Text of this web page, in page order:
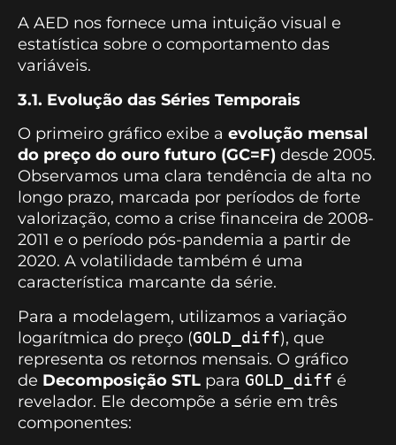
A AED nos fornece uma intuição visual e
estatística sobre o comportamento das
variáveis.
3.1. Evolução das Séries Temporais
O primeiro gráfico exibe a evolução mensal
do preço do ouro futuro (GC=F) desde 2005.
Observamos uma clara tendência de alta no
longo prazo, marcada por períodos de forte
valorização, como a crise financeira de 2008-
2011 e o período pós-pandemia a partir de
2020. A volatilidade também é uma
característica marcante da série.
Para a modelagem, utilizamos a variação
logarítmica do preço (GOLD_diff), que
representa os retornos mensais. O gráfico
de Decomposição STL para GOLD_diff é
revelador. Ele decompõe a série em três
componentes: